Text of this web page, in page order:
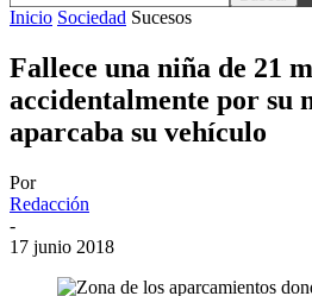
Inicio Sociedad Sucesos
Fallece una niña de 21
accidentalmente por su
aparcaba su vehículo
Por
Redacción
-
17 junio 2018